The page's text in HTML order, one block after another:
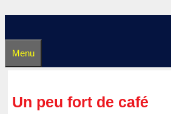
Menu
Un peu fort de café